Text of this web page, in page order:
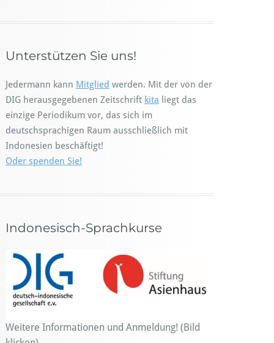
Unterstützen Sie uns!
Jedermann kann Mitglied werden. Mit der von der
DIG herausgegebenen Zeitschrift kita liegt das
einzige Periodikum vor, das sich im
deutschsprachigen Raum ausschließlich mit
Indonesien beschäftigt!
Oder spenden Sie!
Indonesisch-Sprachkurse
Weitere Informationen und Anmeldung! (Bild